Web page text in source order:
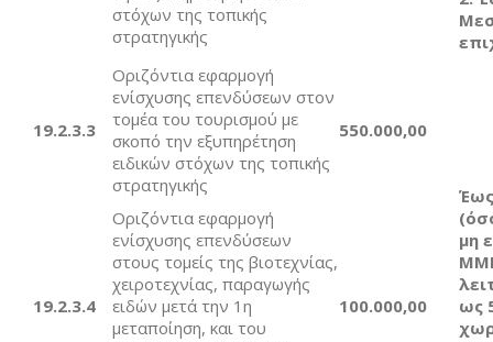
στόχων της τοπικής
στρατηγικής
19.2.3.3
Οριζόντια εφαρμογή
ενίσχυσης επενδύσεων στον
τομέα του τουρισμού με
σκοπό την εξυπηρέτηση
ειδικών στόχων της τοπικής
στρατηγικής
550.000,00
μη
ως
19.2.3.4
Οριζόντια εφαρμογή
ενίσχυσης επενδύσεων
στους τομείς της βιοτεχνίας,
χειροτεχνίας, παραγωγής
ειδών μετά την 1η
μεταποίηση, και του
100.000,00